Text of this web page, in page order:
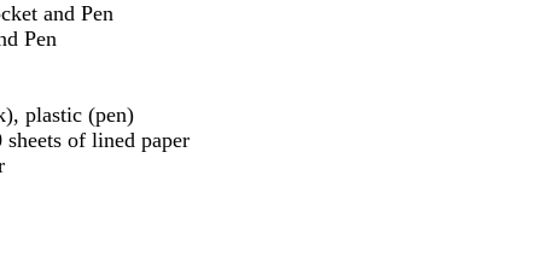
and Pen
Pen
plastic (pen)
of lined paper